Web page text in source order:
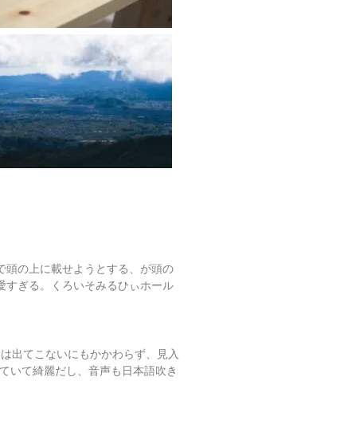
頭の上に載せようとする、が頭の
すぎる。くろいそみるひぃホール
出てこないにもかかわらず、見入
いて綺麗だし、音声も日本語吹き